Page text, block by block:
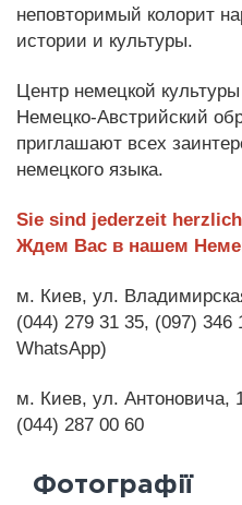
неповторимый колорит
истории и культуры.
Центр немецкой
Немецко-Австрийский
приглашают всех
немецкого языка.
Sie sind jederzeit
Ждем Вас в нашем
м. Киев, ул.
(044) 279 31 35, (097) 346
WhatsApp)
м. Киев, ул. Антоновича,
(044) 287 00 60
Фотографії